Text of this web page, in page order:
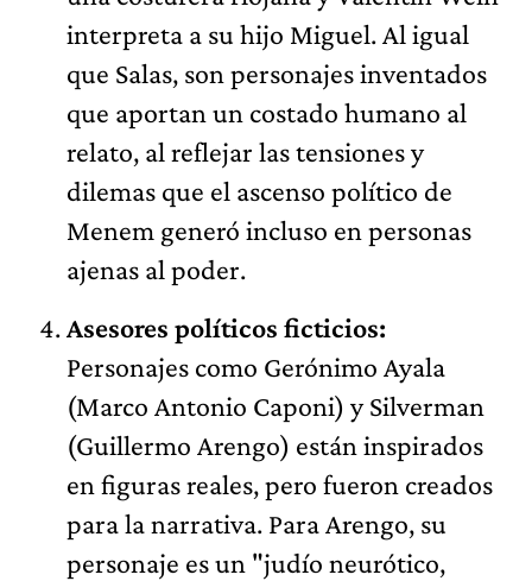
interpreta a su hijo Miguel. Al igual
que Salas, son personajes inventados
que aportan un costado humano al
relato, al reflejar las tensiones y
dilemas que el ascenso político de
Menem generó incluso en personas
ajenas al poder.
Asesores políticos ficticios:
Personajes como Gerónimo Ayala
(Marco Antonio Caponi) y Silverman
(Guillermo Arengo) están inspirados
en figuras reales, pero fueron creados
para la narrativa. Para Arengo, su
personaje es un "judío neurótico,